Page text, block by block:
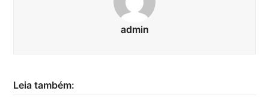
admin
Leia também: